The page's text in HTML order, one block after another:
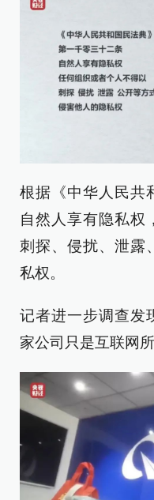
根据《中华人民共
自然人享有隐私权
刺探、侵扰、泄露
私权。
记者进一步调查发
家公司只是互联网